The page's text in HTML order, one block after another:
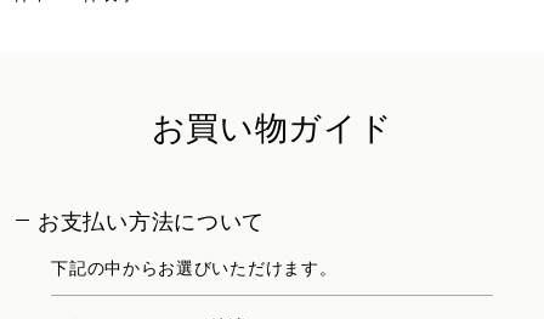
お買い物ガイド
お支払い方法について
下記の中からお選びいただけます。